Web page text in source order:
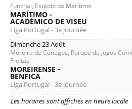
Les horaires sont affichés en heure locale
Funchal, Estádio do Marítimo
MARÍTIMO -
ACADÉMICO DE VISEU
Liga Portugal - 3e journée
Dimanche 23 Août
Moreira de Cónegos, Parque de Jogos
Freitas
MOREIRENSE -
BENFICA
Liga Portugal - 3e journée